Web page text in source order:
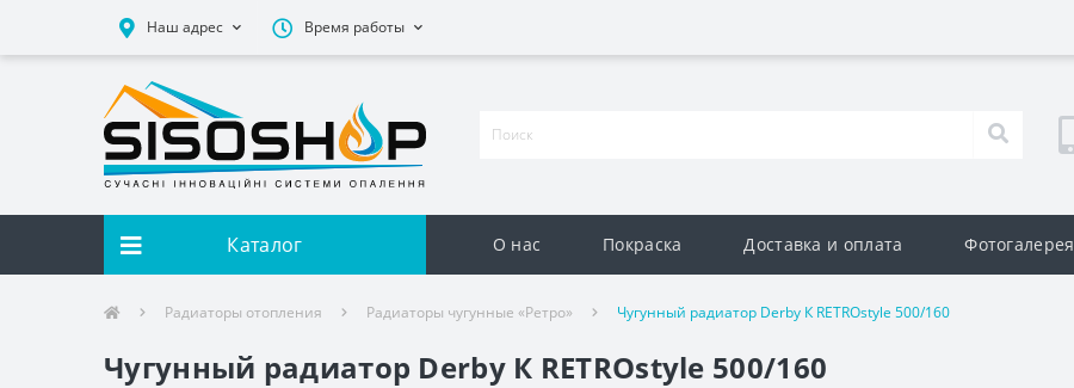
Наш адрес Время работы
Каталог О нас Покраска Доставка и оплата Фотогалерея
Радиаторы отопления Радиаторы чугунные «Ретро» Чугунный радиатор Derby К RETROstyle 500/160
Чугунный радиатор Derby К RETROstyle 500/160